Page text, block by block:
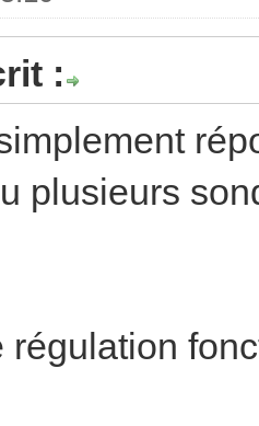
:
plusieurs
régulation